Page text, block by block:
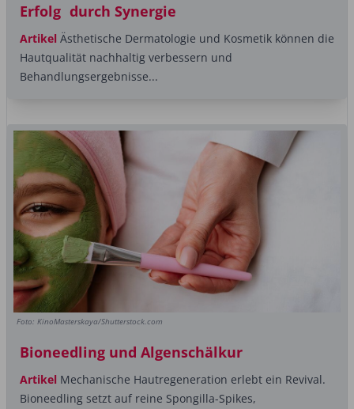
Erfolg durch Synergie
Artikel Ästhetische Dermatologie und Kosmetik können die
Hautqualität nachhaltig verbessern und
Behandlungsergebnisse...
Foto: KinoMasterskaya/Shutterstock.com
Bioneedling und Algenschälkur
Artikel Mechanische Hautregeneration erlebt ein Revival.
Bioneedling setzt auf reine Spongilla-Spikes,